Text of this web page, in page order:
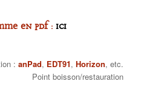
en pdf : ici
:anPad, EDT91,Horizon, etc.
Point boisson/restauration